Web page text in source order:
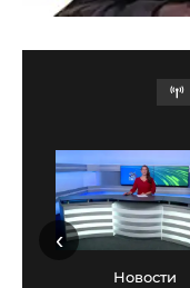
Новости
‹